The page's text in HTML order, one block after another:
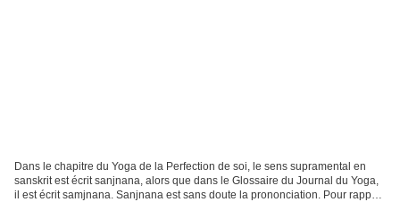
Dans le chapitre du Yoga de la Perfection de soi, le sens supramental en
sanskrit est écrit sanjnana, alors que dans le Glossaire du Journal du Yoga,
il est écrit samjnana. Sanjnana est sans doute la prononciation. Pour rappel,